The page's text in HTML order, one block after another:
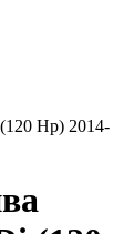
Hp) 2014-